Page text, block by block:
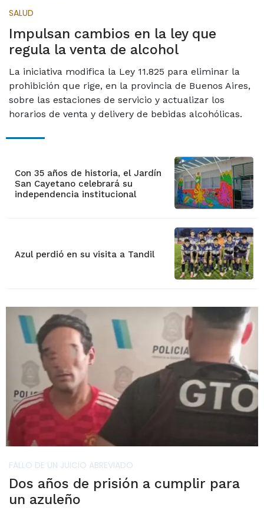
SALUD
Impulsan cambios en la ley que
regula la venta de alcohol
La iniciativa modifica la Ley 11.825 para eliminar la
prohibición que rige, en la provincia de Buenos Aires,
sobre las estaciones de servicio y actualizar los
horarios de venta y delivery de bebidas alcohólicas.
Con 35 años de historia, el Jardín
San Cayetano celebrará su
independencia institucional
Azul perdió en su visita a Tandil
FALLO DE UN JUICIO ABREVIADO
Dos años de prisión a cumplir para
un azuleño